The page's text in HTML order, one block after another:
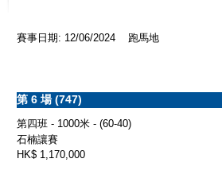
賽事日期: 12/06/2024 跑馬地
第 6 場 (747)
第四班 - 1000米 - (60-40)
石楠讓賽
HK$ 1,170,000